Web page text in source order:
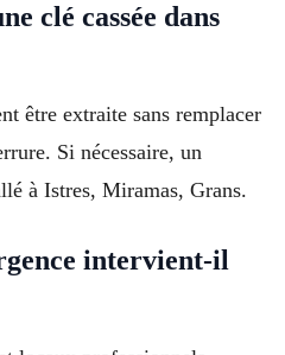
clé cassée dans
être extraite sans remplacer
Si nécessaire, un
à Istres, Miramas, Grans.
intervient-il